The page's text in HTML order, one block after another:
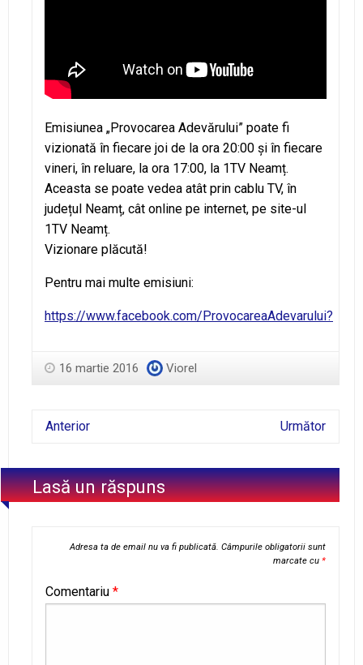
Emisiunea „Provocarea Adevărului” poate fi
vizionată în fiecare joi de la ora 20:00 și în fiecare
vineri, în reluare, la ora 17:00, la 1TV Neamț.
Aceasta se poate vedea atât prin cablu TV, în
județul Neamț, cât online pe internet, pe site-ul
1TV Neamț.
Vizionare plăcută!
Pentru mai multe emisiuni:
https://www.facebook.com/ProvocareaAdevarului?
16 martie 2016 Viorel
Anterior Următor
Lasă un răspuns
Adresa ta de email nu va fi publicată. Câmpurile obligatorii sunt
marcate cu *
Comentariu *